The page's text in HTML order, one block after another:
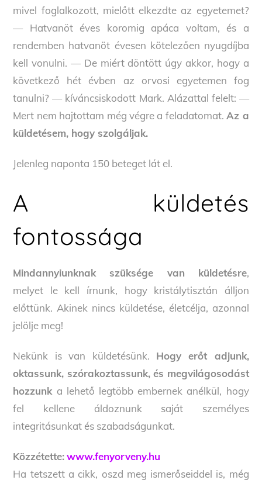
mivel foglalkozott, mielőtt elkezdte az egyetemet?
— Hatvanöt éves koromig apáca voltam, és a
rendemben hatvanöt évesen kötelezően nyugdíjba
kell vonulni. — De miért döntött úgy akkor, hogy a
következő hét évben az orvosi egyetemen fog
tanulni? — kíváncsiskodott Mark. Alázattal felelt: —
Mert nem hajtottam még végre a feladatomat.Az a
küldetésem, hogy szolgáljak.
Jelenleg naponta 150 beteget lát el.
A küldetés
fontossága
Mindannyiunknak szüksége van küldetésre,
melyet le kell írnunk, hogy kristálytisztán álljon
előttünk. Akinek nincs küldetése, életcélja, azonnal
jelölje meg!
Nekünk is van küldetésünk. Hogy erőt adjunk,
oktassunk, szórakoztassunk, és megvilágosodást
hozzunk a lehető legtöbb embernek anélkül, hogy
fel kellene áldoznunk saját személyes
integritásunkat és szabadságunkat.
Közzétette: www.fenyorveny.hu
Ha tetszett a cikk, oszd meg ismerőseiddel is, még